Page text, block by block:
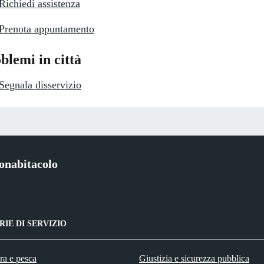
assistenza
appuntamento
in città
disservizio
DI SERVIZIO
e pesca Giustizia e sicurezza pubblica